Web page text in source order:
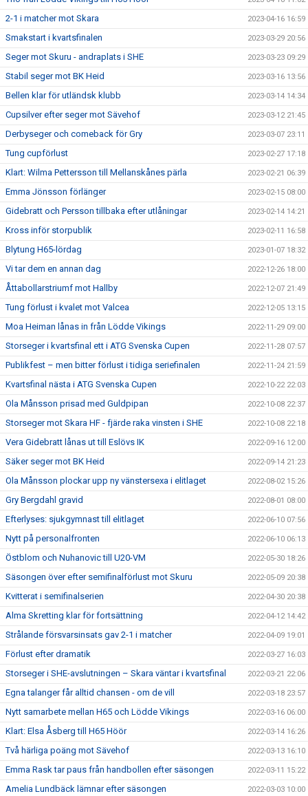
2-1 i matcher mot Skara 2023-04-16 16:59
Smakstart i kvartsfinalen 2023-03-29 20:56
Seger mot Skuru - andraplats i SHE 2023-03-23 09:29
Stabil seger mot BK Heid 2023-03-16 13:56
Bellen klar för utländsk klubb 2023-03-14 14:34
Cupsilver efter seger mot Sävehof 2023-03-12 21:45
Derbyseger och comeback för Gry 2023-03-07 23:11
Tung cupförlust 2023-02-27 17:18
Klart: Wilma Pettersson till Mellanskånes pärla 2023-02-21 06:39
Emma Jönsson förlänger 2023-02-15 08:00
Gidebratt och Persson tillbaka efter utlåningar 2023-02-14 14:21
Kross inför storpublik 2023-02-11 16:58
Blytung H65-lördag 2023-01-07 18:32
Vi tar dem en annan dag 2022-12-26 18:00
Åttabollarstriumf mot Hallby 2022-12-07 21:49
Tung förlust i kvalet mot Valcea 2022-12-05 13:15
Moa Heiman lånas in från Lödde Vikings 2022-11-29 09:00
Storseger i kvartsfinal ett i ATG Svenska Cupen 2022-11-28 07:57
Publikfest – men bitter förlust i tidiga seriefinalen 2022-11-24 21:59
Kvartsfinal nästa i ATG Svenska Cupen 2022-10-22 22:03
Ola Månsson prisad med Guldpipan 2022-10-08 22:37
Storseger mot Skara HF - fjärde raka vinsten i SHE 2022-10-08 22:18
Vera Gidebratt lånas ut till Eslövs IK 2022-09-16 12:00
Säker seger mot BK Heid 2022-09-14 21:23
Ola Månsson plockar upp ny vänstersexa i elitlaget 2022-08-02 15:26
Gry Bergdahl gravid 2022-08-01 08:00
Efterlyses: sjukgymnast till elitlaget 2022-06-10 07:56
Nytt på personalfronten 2022-06-10 06:13
Östblom och Nuhanovic till U20-VM 2022-05-30 18:26
Säsongen över efter semifinalförlust mot Skuru 2022-05-09 20:38
Kvitterat i semifinalserien 2022-04-30 20:38
Alma Skretting klar för fortsättning 2022-04-12 14:42
Strålande försvarsinsats gav 2-1 i matcher 2022-04-09 19:01
Förlust efter dramatik 2022-03-27 16:03
Storseger i SHE-avslutningen – Skara väntar i kvartsfinal 2022-03-21 22:06
Egna talanger får alltid chansen - om de vill 2022-03-18 23:57
Nytt samarbete mellan H65 och Lödde Vikings 2022-03-16 06:00
Klart: Elsa Åsberg till H65 Höör 2022-03-14 16:26
Två härliga poäng mot Sävehof 2022-03-13 16:10
Emma Rask tar paus från handbollen efter säsongen 2022-03-11 15:22
Amelia Lundbäck lämnar efter säsongen 2022-03-03 10:00